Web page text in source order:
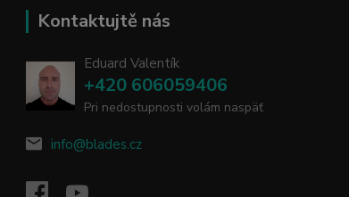
Kontaktujtě nás
Eduard Valentík
+420 606059406
Pri nedostupnosti volám naspäť
info@blades.cz